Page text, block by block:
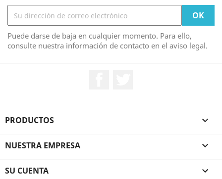
Puede darse de baja en cualquier momento. Para ello,
consulte nuestra información de contacto en el aviso legal.
PRODUCTOS 
NUESTRA EMPRESA 
SU CUENTA 